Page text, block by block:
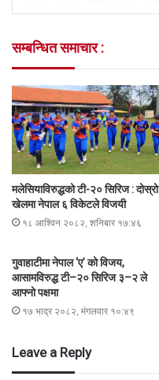
सम्बन्धित समाचार :
मलेसियाविरुद्धको टी-२० सिरिज : दोस्रो
खेलमा नेपाल ६ विकेटले विजयी
१८ आश्विन २०८२, शनिबार १७:४६
गुवाहाटीमा नेपाल ‘ए’ को विजय,
आसामविरुद्ध टी–२० सिरिज ३–२ ले
आफ्नो पक्षमा
१७ भाद्र २०८२, मंगलवार १०:४९
Leave a Reply